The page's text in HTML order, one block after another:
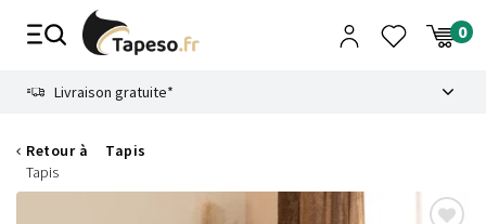
Livraison gratuite*
Retour à
Tapis
Tapis